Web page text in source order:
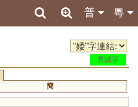
粵
普
異讀字
簡